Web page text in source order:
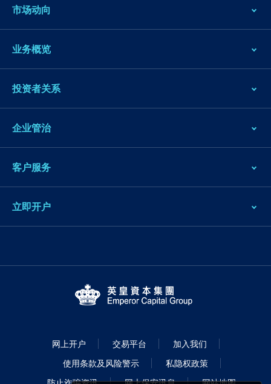
市场动向
业务概览
投资者关系
企业管治
客户服务
立即开户
网上开户 交易平台
加入我们
使用条款及风险警示
私隐权政策